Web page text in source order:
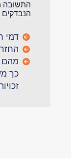
התשובה
דמי
מהם
כך